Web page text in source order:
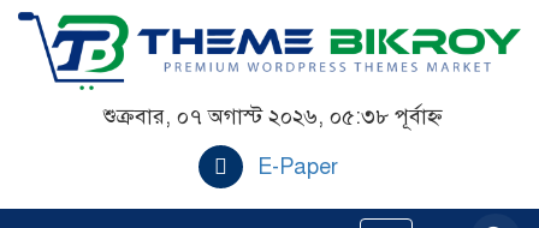
শুক্রবার, ০৭ অগাস্ট ২০২৬, ০৫:৩৮ পূর্বাহ্ন
E-Paper